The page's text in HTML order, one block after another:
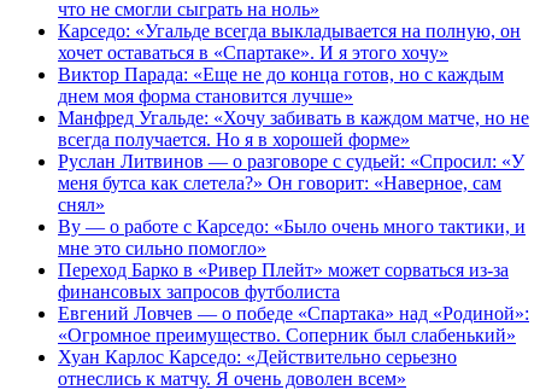
что не смогли сыграть на ноль»
Карседо: «Угальде всегда выкладывается на полную, он
хочет оставаться в «Спартаке». И я этого хочу»
Виктор Парада: «Еще не до конца готов, но с каждым
днем моя форма становится лучше»
Манфред Угальде: «Хочу забивать в каждом матче, но не
всегда получается. Но я в хорошей форме»
Руслан Литвинов — о разговоре с судьей: «Спросил: «У
меня бутса как слетела?» Он говорит: «Наверное, сам
снял»
Ву — о работе с Карседо: «Было очень много тактики, и
мне это сильно помогло»
Переход Барко в «Ривер Плейт» может сорваться из‑за
финансовых запросов футболиста
Евгений Ловчев — о победе «Спартака» над «Родиной»:
«Огромное преимущество. Соперник был слабенький»
Хуан Карлос Карседо: «Действительно серьезно
отнеслись к матчу. Я очень доволен всем»